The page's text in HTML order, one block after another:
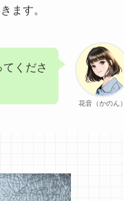
ます。
花音（かのん）
くださ